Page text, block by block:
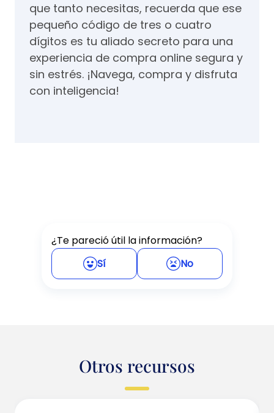
que tanto necesitas, recuerda que ese
pequeño código de tres o cuatro
dígitos es tu aliado secreto para una
experiencia de compra online segura y
sin estrés. ¡Navega, compra y disfruta
con inteligencia!
¿Te pareció útil la información?
Sí
No
Otros recursos